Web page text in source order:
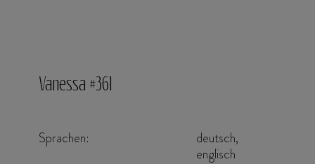
Vanessa #361
Sprachen:
deutsch,
englisch